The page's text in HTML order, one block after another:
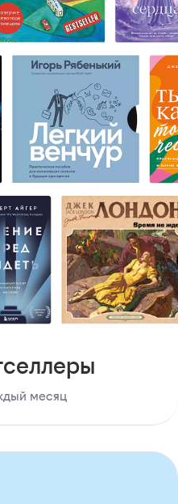
месяц